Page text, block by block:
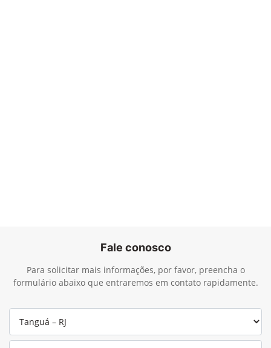
Fale conosco
Para solicitar mais informações, por favor, preencha o
formulário abaixo que entraremos em contato rapidamente.